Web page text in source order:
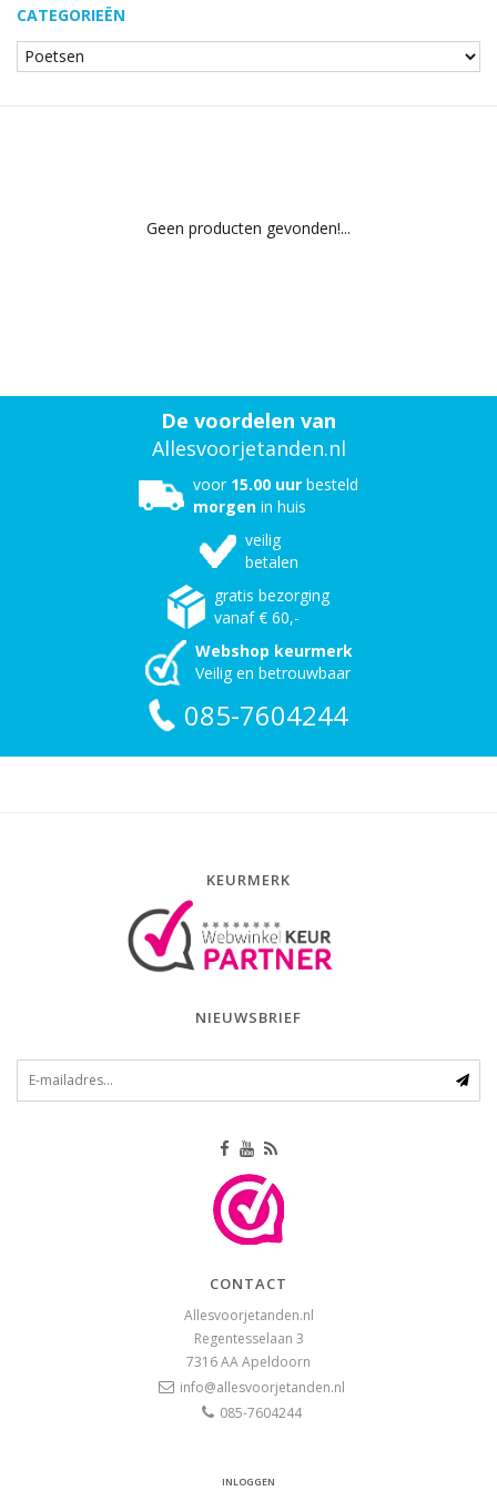
CATEGORIEËN
Geen producten gevonden!...
De voordelen van
Allesvoorjetanden.nl
voor 15.00 uur besteld
morgen in huis
veilig
betalen
gratis bezorging
vanaf € 60,-
Webshop keurmerk
Veilig en betrouwbaar
085-7604244
KEURMERK
NIEUWSBRIEF
CONTACT
Allesvoorjetanden.nl
Regentesselaan 3
7316 AAApeldoorn
info@allesvoorjetanden.nl
085-7604244
INLOGGEN